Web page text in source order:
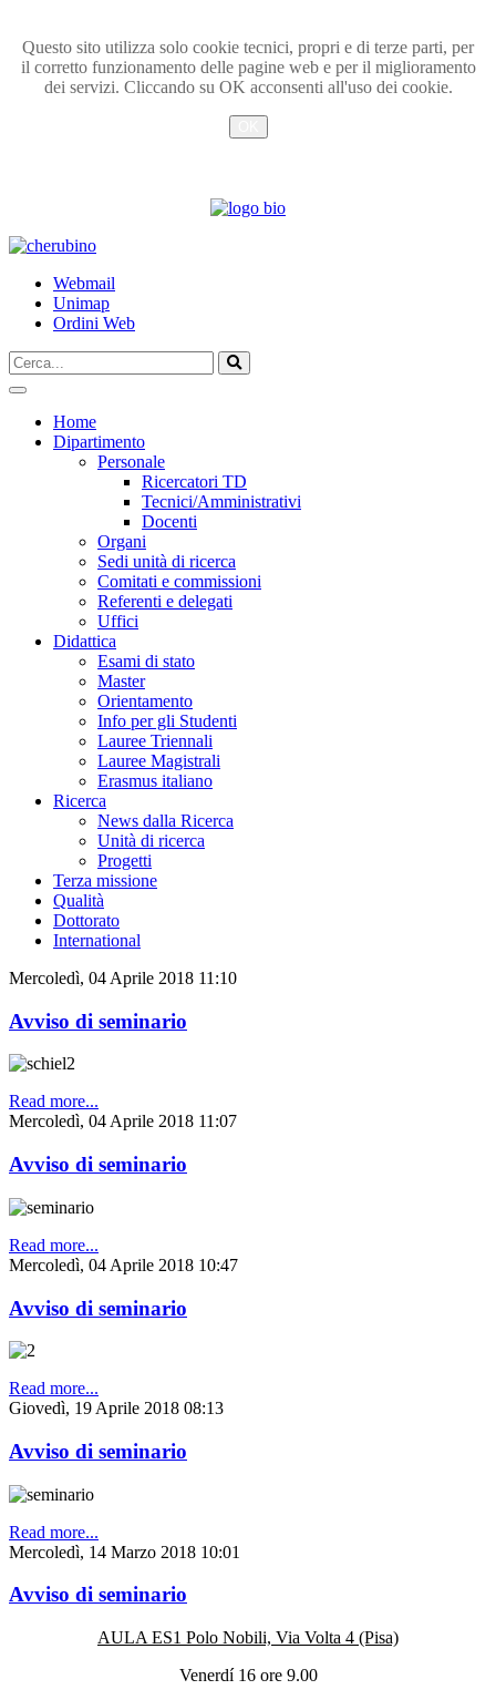
Questo sito utilizza solo cookie tecnici, propri e di terze parti, per
il corretto funzionamento delle pagine web e per il miglioramento
dei servizi. Cliccando su OK acconsenti all'uso dei cookie.
TPL_UNIPI_SKIP_TO_CONTENT
Webmail
Unimap
Ordini Web
Cerca...
Vai
Home
Dipartimento
Personale
Ricercatori TD
Tecnici/Amministrativi
Docenti
Organi
Sedi unità di ricerca
Comitati e commissioni
Referenti e delegati
Uffici
Didattica
Esami di stato
Master
Orientamento
Info per gli Studenti
Lauree Triennali
Lauree Magistrali
Erasmus italiano
Ricerca
News dalla Ricerca
Unità di ricerca
Progetti
Terza missione
Qualità
Dottorato
International
Mercoledì, 04 Aprile 2018 11:10
Avviso di seminario
Read more...
Mercoledì, 04 Aprile 2018 11:07
Avviso di seminario
Read more...
Mercoledì, 04 Aprile 2018 10:47
Avviso di seminario
Read more...
Giovedì, 19 Aprile 2018 08:13
Avviso di seminario
Read more...
Mercoledì, 14 Marzo 2018 10:01
Avviso di seminario
AULA ES1 Polo Nobili, Via Volta 4 (Pisa)
Venerdí 16 ore 9.00